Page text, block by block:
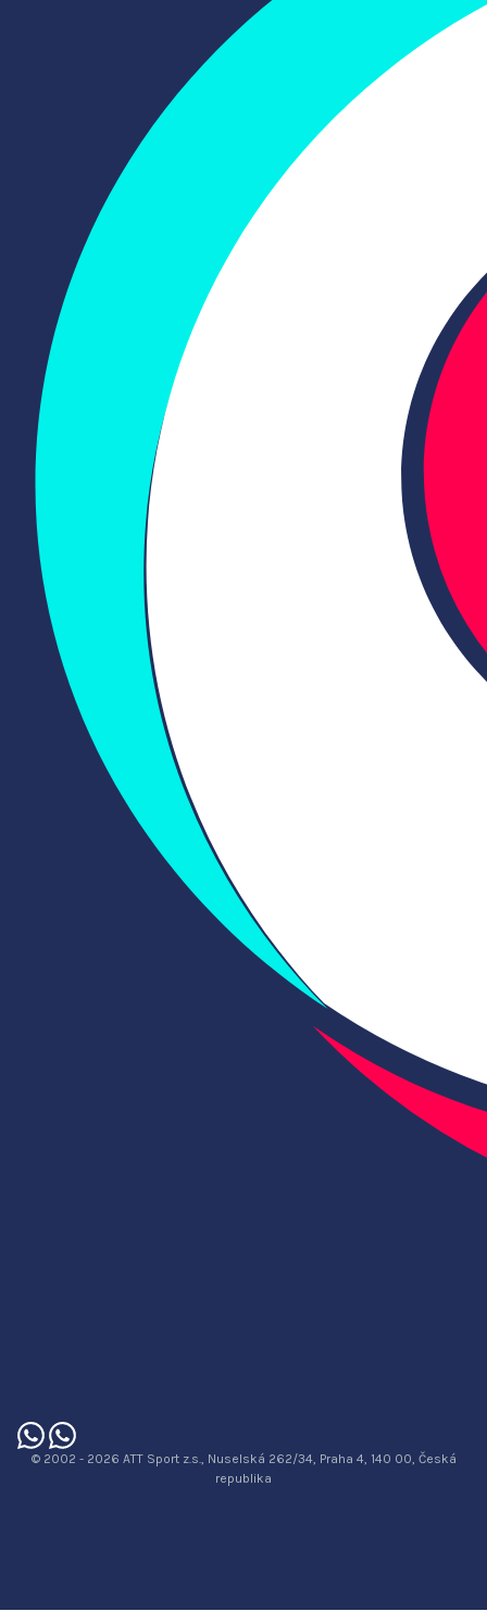
© 2002 - 2026 ATT Sport z.s., Nuselská 262/34, Praha 4, 140 00, Česká
republika